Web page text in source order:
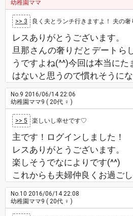
幼稚園ママ
>> 3 良く夫とランチ行きますよ！ 夫の奢りなので高くてめったに食
レスありがとうございます。
旦那さんの奢りだとデートら
うですよね(^^)今回は本当に
はないと思うので慣れそうに
No.9 2016/06/14 22:06
幼稚園ママ9 ( 20代 ♀ )
>> 5 楽しいし幸せです♡
主です！ログインしました！
レスありがとうございます。
楽しそうでなによりです(^^)
これからも夫婦仲良くお過ご
No.10 2016/06/14 22:08
幼稚園ママ9 ( 20代 ♀ )